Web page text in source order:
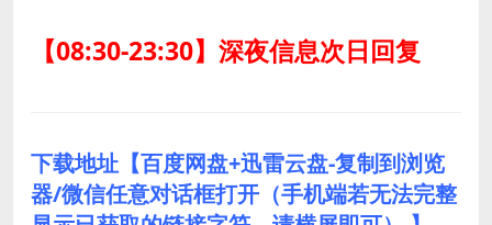
【08:30-23:30】深夜信息次日回复
下载地址【百度网盘+迅雷云盘-复制到浏览
器/微信任意对话框打开（手机端若无法完整